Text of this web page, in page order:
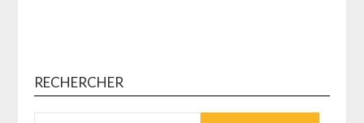
RECHERCHER